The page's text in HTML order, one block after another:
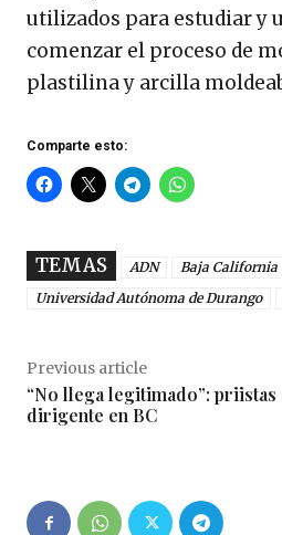
utilizados para estudiar y
comenzar el proceso de
plastilina y arcilla
Comparte esto:
TEMAS ADN Baja California
Universidad Autónoma de Durango
Previous article
“No llega legitimado”:
dirigente en BC